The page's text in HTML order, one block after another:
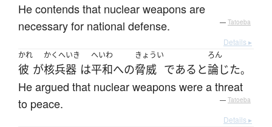
He contends that nuclear weapons are
necessary for national defense.
— Tatoeba
Details ▸
かれ
彼 が
かくへいき
核兵器 は
へいわ
平和への
きょうい
脅威 である と
ろん
論じた。
He argued that nuclear weapons were a threat
to peace.
— Tatoeba
Details ▸